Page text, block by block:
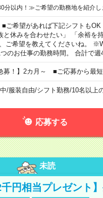
以内！≫ご希望の勤務地を紹介し
ご希望があれば下記シフトも
と休みを合わせたい」 「余裕を
ご希望を教えてくださいね。
のお仕事の勤務時間。 合計で週
募！】2カ月～ ■ご応募から最
/服装自由/シフト勤務/10名以上
応募する
未読
円相当プレゼント